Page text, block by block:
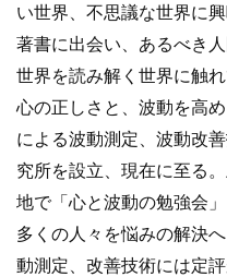
い世界、不思議な世界に
著書に出会い、あるべき
世界を読み解く世界に触
心の正しさと、波動を高
による波動測定、波動改
究所を設立、現在に至る
地で「心と波動の勉強会
多くの人々を悩みの解決
動測定、改善技術には定評